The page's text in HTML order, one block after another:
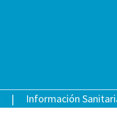
Información